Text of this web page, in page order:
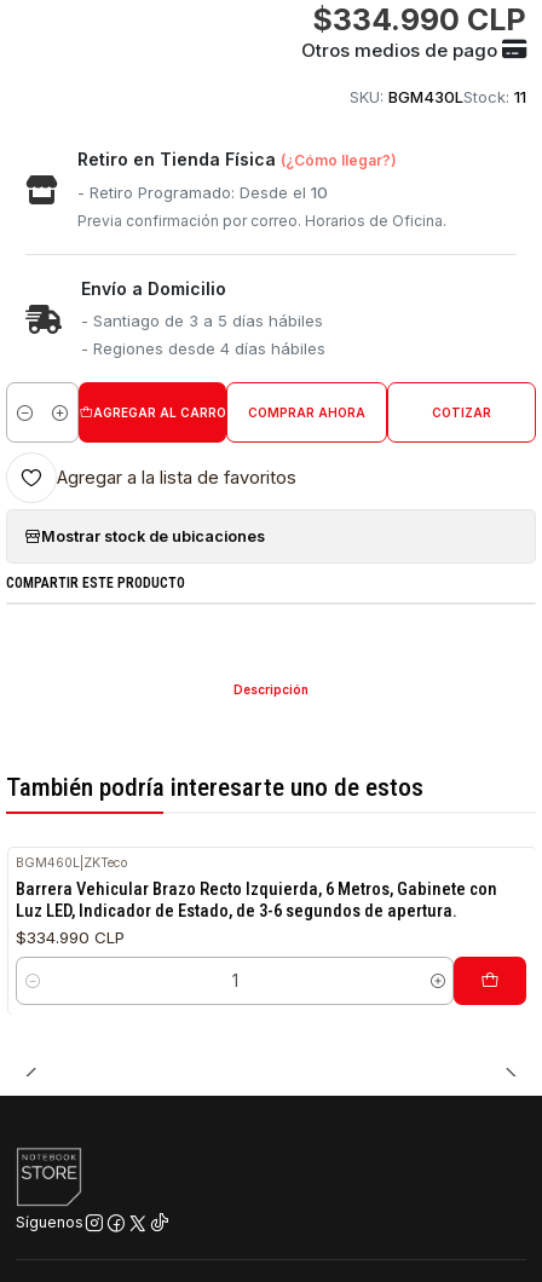
$334.990 CLP
Otros medios de pago
SKU: BGM430LStock: 11
Retiro en Tienda Física (¿Cómo llegar?)
- Retiro Programado: Desde el10
Previa confirmación por correo. Horarios de Oficina.
Envío a Domicilio
- Santiago de 3 a 5 días hábiles
- Regiones desde 4 días hábiles
Cantidad
AGREGAR AL CARRO COMPRAR AHORA COTIZAR
Agregar a la lista de favoritos
Mostrar stock de ubicaciones
COMPARTIR ESTE PRODUCTO
Descripción
También podría interesarte uno de estos
BGM460L ZKTeco
Barrera Vehicular Brazo Recto Izquierda, 6 Metros, Gabinete con
Luz LED, Indicador de Estado, de 3-6 segundos de apertura.
$334.990 CLP
Cantidad
Síguenos